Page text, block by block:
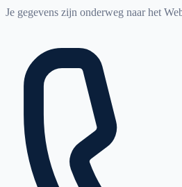
Je gegevens zijn onderweg naar het